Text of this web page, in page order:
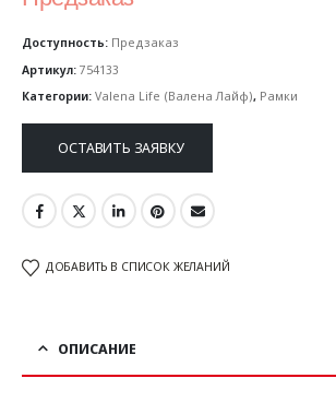
Доступность: Предзаказ
Артикул: 754133
Категории: Valena Life (Валена Лайф), Рамки
ОСТАВИТЬ ЗАЯВКУ
ДОБАВИТЬ В СПИСОК ЖЕЛАНИЙ
ОПИСАНИЕ